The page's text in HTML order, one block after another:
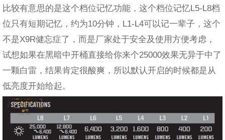
比较有意思的是这个档位记忆功能，这个档位记忆L5-L8档
位只有短期记忆，约为10分钟，L1-L4可以记一辈子，这个
不是X9R健忘症了，而是厂家处于安全及使用方便考虑，
试想如果在黑暗中开桶直接给你来个25000效果无异于中了
一颗白雷，结果肯定很酸爽，所以默认开启的时候都是从
低亮度开始给起。